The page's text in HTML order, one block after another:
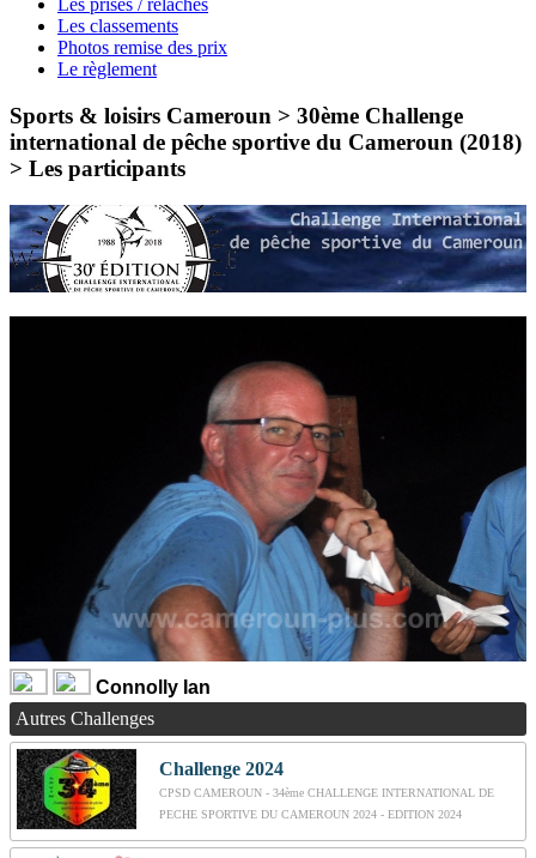
Les prises / relâches
Les classements
Photos remise des prix
Le règlement
Sports & loisirs Cameroun > 30ème Challenge
international de pêche sportive du Cameroun (2018)
> Les participants
Connolly Ian
Autres Challenges
Challenge 2024
CPSD CAMEROUN - 34ème CHALLENGE INTERNATIONAL DE
PECHE SPORTIVE DU CAMEROUN 2024 - EDITION 2024